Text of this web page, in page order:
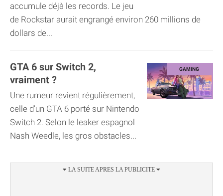
accumule déjà les records. Le jeu
de Rockstar aurait engrangé environ 260 millions de
dollars de...
GTA 6 sur Switch 2,
vraiment ?
Une rumeur revient régulièrement,
celle d'un GTA 6 porté sur Nintendo
Switch 2. Selon le leaker espagnol
Nash Weedle, les gros obstacles...